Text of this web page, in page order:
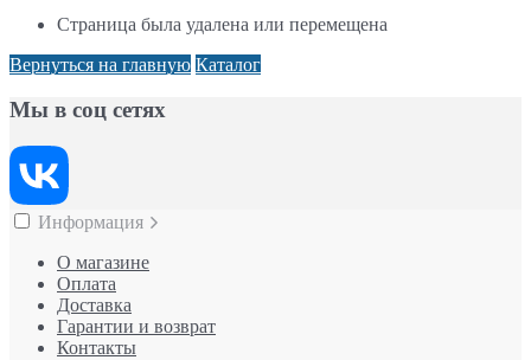
Страница была удалена или перемещена
Вернуться на главную Каталог
Мы в соц сетях
Информация
О магазине
Оплата
Доставка
Гарантии и возврат
Контакты